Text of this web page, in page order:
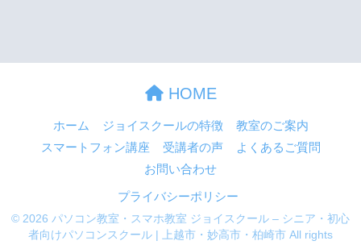
HOME
ホーム ジョイスクールの特徴
教室のご案内
スマートフォン講座
受講者の声
よくあるご質問
お問い合わせ
プライバシーポリシー
© 2026 パソコン教室・スマホ教室 ジョイスクール – シニア・初心
者向けパソコンスクール | 上越市・妙高市・柏崎市 All rights